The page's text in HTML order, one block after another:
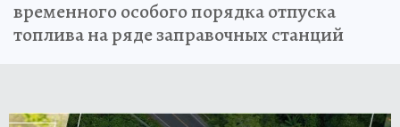
временного особого порядка отпуска
топлива на ряде заправочных станций